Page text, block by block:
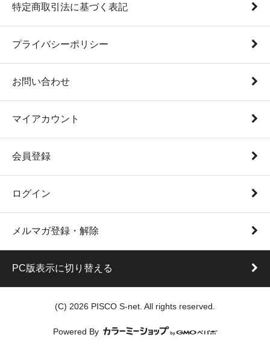
特定商取引法に基づく表記
プライバシーポリシー
お問い合わせ
マイアカウント
会員登録
ログイン
メルマガ登録・解除
PC版表示に切り替える
(C) 2026 PISCO S-net. All rights reserved.
Powered By